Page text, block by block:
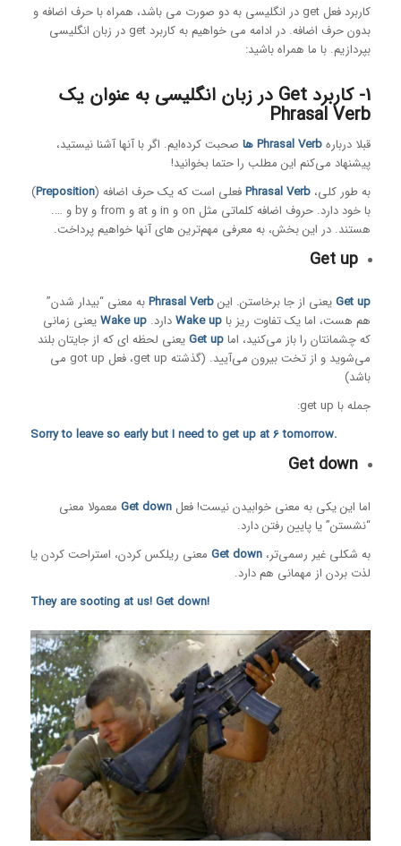
کاربرد فعل get در انگلیسی به دو صورت می باشد، همراه با حرف اضافه و
بدون حرف اضافه. در ادامه می خواهیم به کاربرد get در زبان انگلیسی
بپردازیم. با ما همراه باشید:
1- کاربرد Get در زبان انگلیسی به عنوان یک
Phrasal Verb
قبلا دربارهPhrasal Verb ها
صحبت کرده‌ایم. اگر با آنها آشنا نیستید،
پیشنهاد می‌کنم این مطلب را حتما بخوانید!
به طور کلی، Phrasal Verbفعلی است که یک حرف اضافه (Preposition
)
با خود دارد. حروف اضافه کلماتی مثل on و in و at و from و by و ….
هستند. در این بخش، به معرفی مهم‌ترین های آنها خواهیم پرداخت.
Get up
Get upیعنی از جا برخاستن. اینPhrasal Verbبه معنی “بیدار شدن”
هم هست، اما یک تفاوت ریز باWake upدارد. Wake upیعنی زمانی
که چشمانتان را باز می‌کنید، اماGet upیعنی لحظه ای که از جایتان بلند
می‌شوید و از تخت بیرون می‌آیید. (گذشته get up، فعل got up می
باشد)
جمله با get up:
.Sorry to leave so early but I need to get up at 6 tomorrow
Get down
اما این یکی به معنی خوابیدن نیست! فعل Get down معمولا معنی
“نشستن” یا پایین رفتن دارد.
به شکلی غیر رسمی‌تر، Get downمعنی ریلکس کردن، استراحت کردن یا
لذت بردن از مهمانی هم دارد.
!They are sooting at us! Get down